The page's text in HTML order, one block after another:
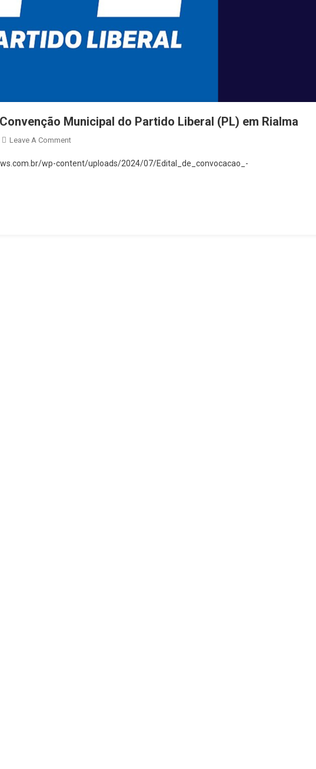
Municipal do Partido Liberal (PL) em Rialma
Leave A CommentOn
De
wp-content/uploads/2024/07/Edital_de_convocacao_-